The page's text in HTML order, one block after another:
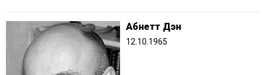
Абнетт Дэн
12.10.1965